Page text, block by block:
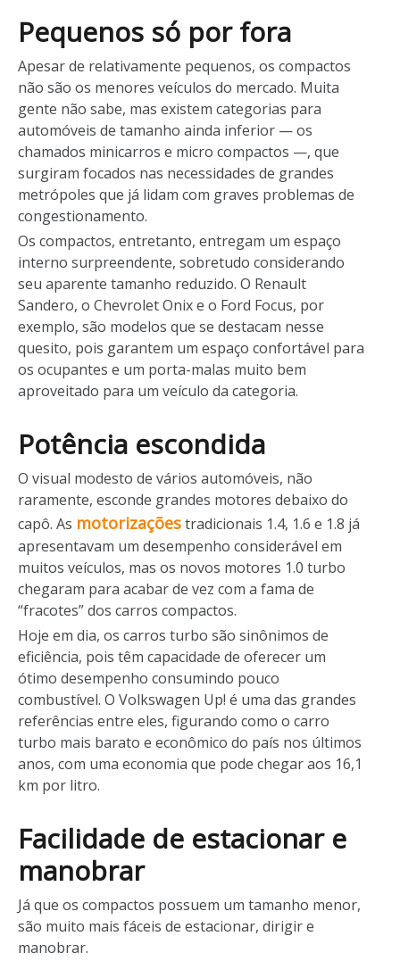
Pequenos só por fora
Apesar de relativamente pequenos, os compactos
não são os menores veículos do mercado. Muita
gente não sabe, mas existem categorias para
automóveis de tamanho ainda inferior — os
chamados minicarros e micro compactos —, que
surgiram focados nas necessidades de grandes
metrópoles que já lidam com graves problemas de
congestionamento.
Os compactos, entretanto, entregam um espaço
interno surpreendente, sobretudo considerando
seu aparente tamanho reduzido. O Renault
Sandero, o Chevrolet Onix e o Ford Focus, por
exemplo, são modelos que se destacam nesse
quesito, pois garantem um espaço confortável para
os ocupantes e um porta-malas muito bem
aproveitado para um veículo da categoria.
Potência escondida
O visual modesto de vários automóveis, não
raramente, esconde grandes motores debaixo do
capô. As motorizaçõestradicionais 1.4, 1.6 e 1.8 já
apresentavam um desempenho considerável em
muitos veículos, mas os novos motores 1.0 turbo
chegaram para acabar de vez com a fama de
“fracotes” dos carros compactos.
Hoje em dia, os carros turbo são sinônimos de
eficiência, pois têm capacidade de oferecer um
ótimo desempenho consumindo pouco
combustível. O Volkswagen Up! é uma das grandes
referências entre eles, figurando como o carro
turbo mais barato e econômico do país nos últimos
anos, com uma economia que pode chegar aos 16,1
km por litro.
Facilidade de estacionar e
manobrar
Já que os compactos possuem um tamanho menor,
são muito mais fáceis de estacionar, dirigir e
manobrar.